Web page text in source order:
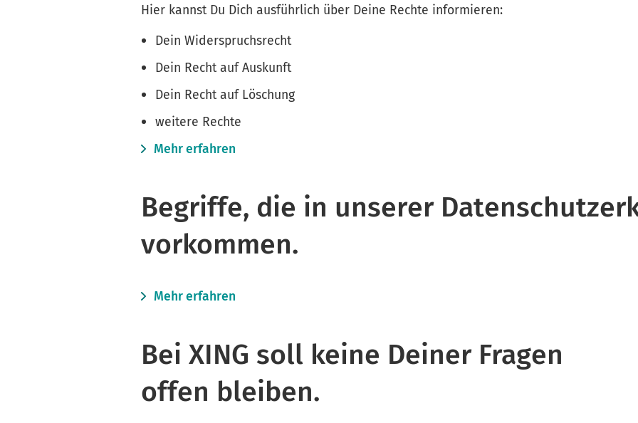
Hier kannst Du Dich ausführlich über Deine Rechte informieren:
Dein Widerspruchsrecht
Dein Recht auf Auskunft
Dein Recht auf Löschung
weitere Rechte
Mehr erfahren
Begriffe, die in unserer
vorkommen.
Mehr erfahren
Bei XING soll keine Deiner Fragen
offen bleiben.